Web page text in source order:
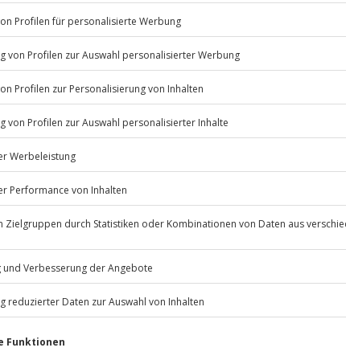
verfügbar.
Absprache mit dem
Listenansicht
© OpenStreetMaps
Jochen Schweizer
GmbH
Mühldorfstraße 8
81671 München
außer an bundesweiten